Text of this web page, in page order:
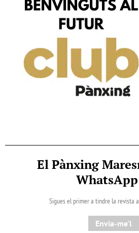
El Pànxing
WhatsApp
Sigues el primer a tindre la revista
Envia-me'l